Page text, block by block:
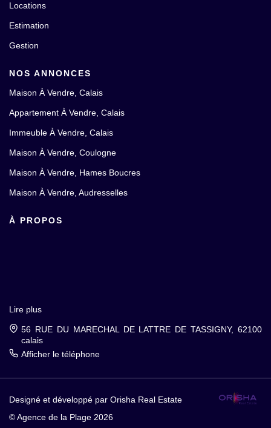
Locations
Estimation
Gestion
NOS ANNONCES
Maison À Vendre, Calais
Appartement À Vendre, Calais
Immeuble À Vendre, Calais
Maison À Vendre, Coulogne
Maison À Vendre, Hames Boucres
Maison À Vendre, Audresselles
À PROPOS
Lire plus
56 RUE DU MARECHAL DE LATTRE DE TASSIGNY, 62100
calais
Afficher le téléphone
Designé et développé par Orisha Real Estate
© Agence de la Plage 2026